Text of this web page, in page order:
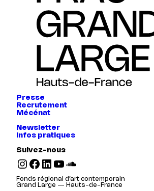
Presse
Recrutement
Mécénat
Newsletter
Infos pratiques
Suivez-nous
Instagram Facebook LinkedIn YouTube SoundCloud
Fonds régional d’art contemporain
Grand Large — Hauts-de-France